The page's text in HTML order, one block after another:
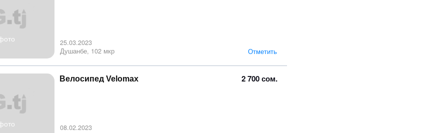
25.03.2023
Душанбе, 102 мкр
Отметить
2 700 сом.
Велосипед Velomax
08.02.2023